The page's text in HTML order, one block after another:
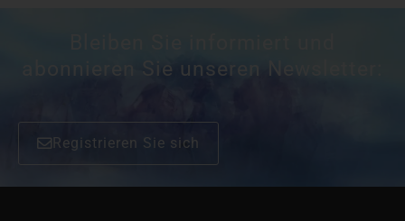
abonnieren Sie unseren Newsletter:
Registrieren Sie sich